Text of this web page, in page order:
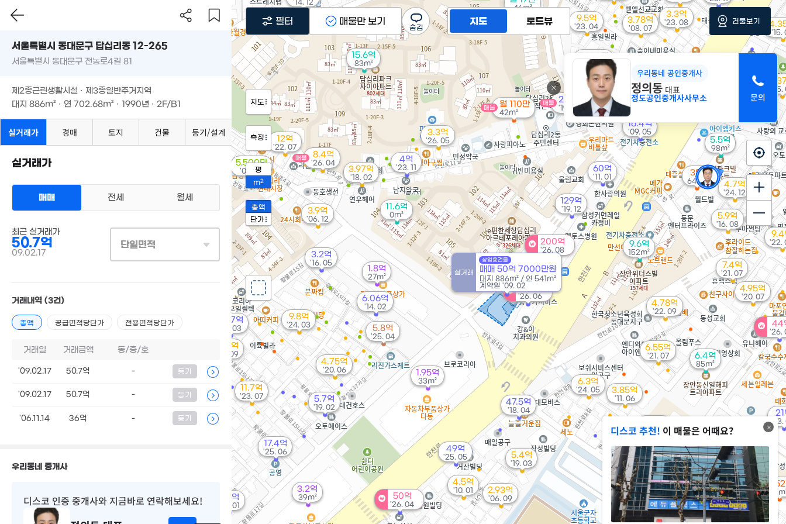
200억
'26. 08
27.5억
'19. 06
매물
15.6억
83m²
월 110만
42m²
매물
200억
'26. 06
44
'26.
월 52
3.3억
'26. 05
11.6억
0m²
6.4억
85m²
106m²
9.6억
152m²
46m²
50억
'26. 04
8.4억
'26. 04
매물
39m²
3억
64m²
1.95억
33m²
17.4억
'25. 06
5.5억
98m²
49억
'25. 05
11.67억
5.8억
'25. 04
'25.
4.7억
'24. 12
6.3억
'24. 05
9.8억
'24. 03
3.2억
39m²
1.8억
27m²
4억
'23. 11
8.15억
'23. 09
3.3억
'23. 08
11.7억
'23. 07
9.5억
'23. 04
4.78억
'22. 09
12억
'22. 07
9.4
'22.
4.8억
'21. 12
7.4억
'21. 07
6.55억
'21. 07
3.5억
72m²
4.95억
'20. 07
4.75억
'20. 06
129억
'19. 12
13.2억
5.4억
'19. 03
4억
103m²
5.7억
'19. 02
47.5억
'18. 04
61m²
3.97억
'18. 02
5.9억
'16. 08
3.2억
'16. 05
'15.
'14. 12
6.06억
'14. 02
21
6.07억
'13. 03
3.85억
'11. 06
60억
'11. 01
4.5억
'10. 01
16.4억
'09. 05
실거래
상업용건물
매매 50억 7000만원
대지 886m² / 연 541m²
계약일 '09. 02
3.9억
'09. 01
3.78억
'08. 07
3.9억
'06. 12
2.93억
'06. 09
5,500만
'06. 08
디스코 추천! 이 매물은 어때요?
우리동네 공인중개사
정의동 대표
정도공인중개사사무소
지도 로드뷰
지도
측정
평
m2
총액
단가
필터 매물만 보기 건물보기
서울특별시 동대문구 답십리동 12-265
서울특별시 동대문구 전농로4길 81
제2종근린생활시설 · 제3종일반주거지역
대지 886m² · 연 702.68m² · 1990년 · 2F/B1
실거래가 경매 토지 건물 등기/설계
실거래가
매매 전세 월세
최근 실거래가
50.7억
09.02.17
단일면적
거래내역 (3건)
총액 공급면적당단가 전용면적당단가
거래일 거래금액 동/층/호
'09.02.17 50.7억 - 등기
'09.02.17 50.7억 - 등기
'06.11.14 36억 - 등기
우리동네 중개사
디스코 인증 중개사와 지금바로 연락해보세요!